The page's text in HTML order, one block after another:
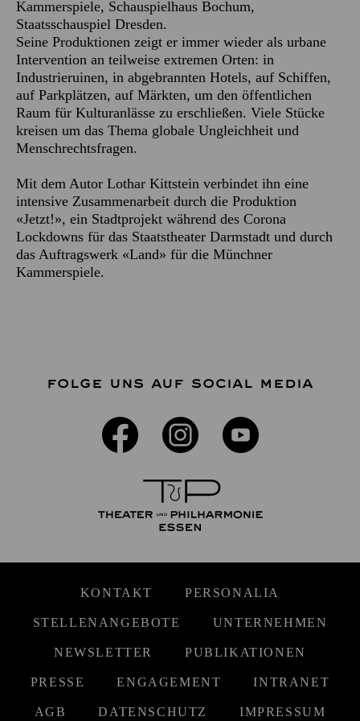
Kammerspiele, Schauspielhaus Bochum,
Staatsschauspiel Dresden.
Seine Produktionen zeigt er immer wieder als urbane
Intervention an teilweise extremen Orten: in
Industrieruinen, in abgebrannten Hotels, auf Schiffen,
auf Parkplätzen, auf Märkten, um den öffentlichen
Raum für Kulturanlässe zu erschließen. Viele Stücke
kreisen um das Thema globale Ungleichheit und
Menschrechtsfragen.
Mit dem Autor Lothar Kittstein verbindet ihn eine
intensive Zusammenarbeit durch die Produktion
«Jetzt!», ein Stadtprojekt während des Corona
Lockdowns für das Staatstheater Darmstadt und durch
das Auftragswerk «Land» für die Münchner
Kammerspiele.
FOLGE UNS AUF SOCIAL MEDIA
KONTAKT PERSONALIA
STELLENANGEBOTE UNTERNEHMEN
NEWSLETTER PUBLIKATIONEN
PRESSE ENGAGEMENT INTRANET
AGB DATENSCHUTZ IMPRESSUM